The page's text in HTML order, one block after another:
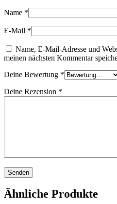
Name *
E-Mail *
Name, E-Mail-Adresse und
meinen nächsten Kommentar
Deine Bewertung *
Deine Rezension *
Ähnliche Produkte